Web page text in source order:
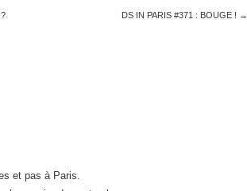
DS IN PARIS #371 : BOUGE ! →
et pas à Paris.